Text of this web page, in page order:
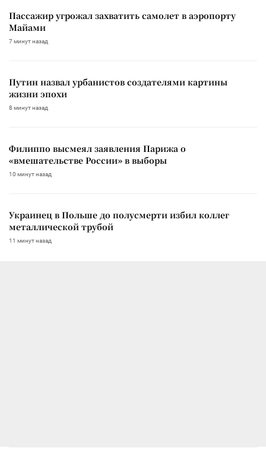
Пассажир угрожал захватить самолет в аэропорту
Майами
7 минут назад
Путин назвал урбанистов создателями картины
жизни эпохи
8 минут назад
Филиппо высмеял заявления Парижа о
«вмешательстве России» в выборы
10 минут назад
Украинец в Польше до полусмерти избил коллег
металлической трубой
11 минут назад